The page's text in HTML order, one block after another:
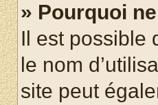
» Pourquoi
Il est possible
le nom
site peut